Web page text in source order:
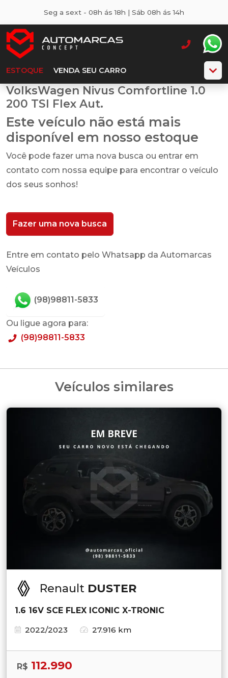
Seg a sext - 08h ás 18h | Sáb 08h ás 14h
ESTOQUE VENDA SEU CARRO
VolksWagen Nivus Comfortline 1.0
200 TSI Flex Aut.
Este veículo não está mais
disponível em nosso estoque
Você pode fazer uma nova busca ou entrar em
contato com nossa equipe para encontrar o veículo
dos seus sonhos!
Fazer uma nova busca
Entre em contato pelo Whatsapp da Automarcas
Veículos
(98)98811-5833
Ou ligue agora para:
(98)98811-5833
Veículos similares
Renault DUSTER
1.6 16V SCE FLEX ICONIC X-TRONIC
2022/2023
27.916 km
R$ 112.990